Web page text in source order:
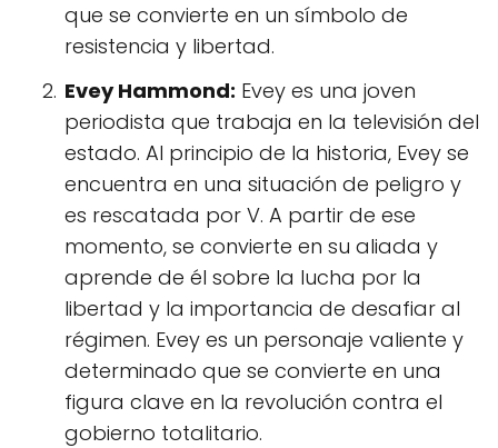
que se convierte en un símbolo de
resistencia y libertad.
Evey Hammond: Evey es una joven
periodista que trabaja en la televisión del
estado. Al principio de la historia, Evey se
encuentra en una situación de peligro y
es rescatada por V. A partir de ese
momento, se convierte en su aliada y
aprende de él sobre la lucha por la
libertad y la importancia de desafiar al
régimen. Evey es un personaje valiente y
determinado que se convierte en una
figura clave en la revolución contra el
gobierno totalitario.